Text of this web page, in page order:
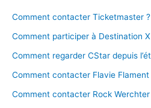
Comment contacter Ticketmaster ?
Comment participer à Destination
Comment regarder CStar depuis
Comment contacter Flavie Flament
Comment contacter Rock Werchter